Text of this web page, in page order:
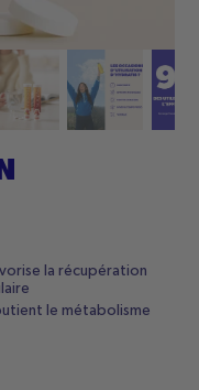
la récupération
le métabolisme